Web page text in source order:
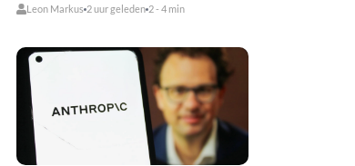
Leon Markus 2 uur geleden 2 - 4 min